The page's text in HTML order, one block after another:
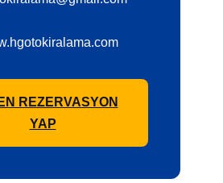
REZERVASYON
YAP